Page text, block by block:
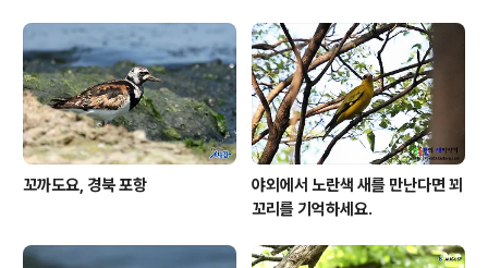
꼬까도요, 경북 포항
야외에서 노란색 새를 만난다면 꾀
꼬리를 기억하세요.